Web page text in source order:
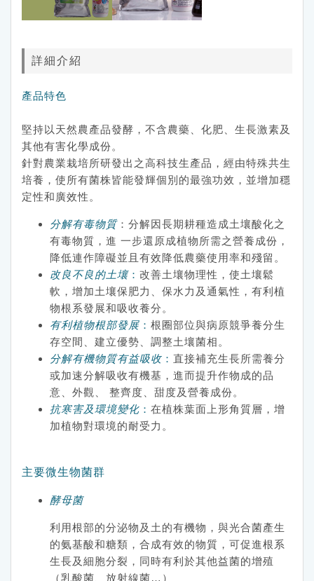
詳細介紹
產品特色
堅持以天然農產品發酵，不含農藥、化肥、生長激素及
其他有害化學成份。
針對農業栽培所研發出之高科技生產品，經由特殊共生
培養，使所有菌株皆能發輝個別的最強功效，並增加穩
定性和廣效性。
分解有毒物質：分解因長期耕種造成土壤酸化之
有毒物質，進 一步還原成植物所需之營養成份，
降低連作障礙並且有效降低農藥使用率和殘留。
改良不良的土壤： 改善土壤物理性，使土壤鬆
軟，增加土壤保肥力、保水力及通氣性，有利植
物根系發展和吸收養分。
有利植物根部發展 ： 根圈部位與病原競爭養分生
存空間、建立優勢、調整土壤菌相。
分解有機物質有益吸收 ： 直接補充生長所需養分
或加速分解吸收有機基，進而提升作物成的品
意、外觀、 整齊度、甜度及營養成份。
抗寒害及環境變化 ： 在植株葉面上形角質層，增
加植物對環境的耐受力。
主要微生物菌群
酵母菌
利用根部的分泌物及土的有機物，與光合菌產生
的氨基酸和糖類，合成有效的物質，可促進根系
生長及細胞分裂，同時有利於其他益菌的增殖
（乳酸菌、放射線菌…）